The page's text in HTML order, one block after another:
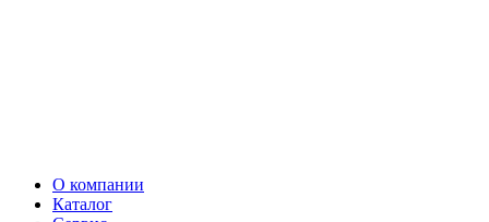
О компании
Каталог